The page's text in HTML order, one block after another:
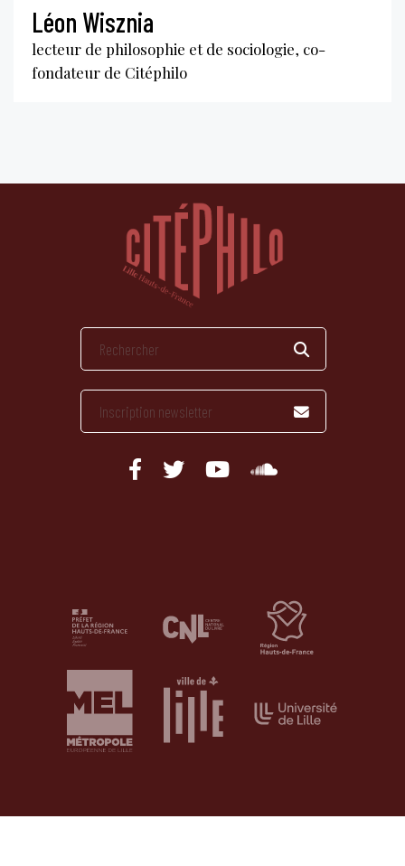
Léon Wisznia
lecteur de philosophie et de sociologie, co-
fondateur de Citéphilo